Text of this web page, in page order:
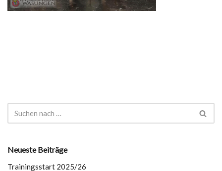
Neueste Beiträge
Trainingsstart 2025/26